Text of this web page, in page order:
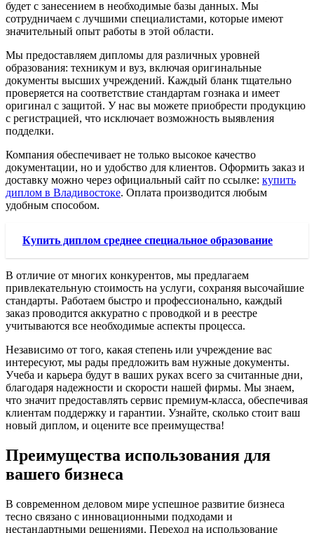
будет с занесением в необходимые базы данных. Мы
сотрудничаем с лучшими специалистами, которые имеют
значительный опыт работы в этой области.
Мы предоставляем дипломы для различных уровней
образования: техникум и вуз, включая оригинальные
документы высших учреждений. Каждый бланк тщательно
проверяется на соответствие стандартам гознака и имеет
оригинал с защитой. У нас вы можете приобрести продукцию
с регистрацией, что исключает возможность выявления
подделки.
Компания обеспечивает не только высокое качество
документации, но и удобство для клиентов. Оформить заказ и
доставку можно через официальный сайт по ссылке: купить
диплом в Владивостоке. Оплата производится любым
удобным способом.
Купить диплом среднее специальное образование
В отличие от многих конкурентов, мы предлагаем
привлекательную стоимость на услуги, сохраняя высочайшие
стандарты. Работаем быстро и профессионально, каждый
заказ проводится аккуратно с проводкой и в реестре
учитываются все необходимые аспекты процесса.
Независимо от того, какая степень или учреждение вас
интересуют, мы рады предложить вам нужные документы.
Учеба и карьера будут в ваших руках всего за считанные дни,
благодаря надежности и скорости нашей фирмы. Мы знаем,
что значит предоставлять сервис премиум-класса, обеспечивая
клиентам поддержку и гарантии. Узнайте, сколько стоит ваш
новый диплом, и оцените все преимущества!
Преимущества использования для
вашего бизнеса
В современном деловом мире успешное развитие бизнеса
тесно связано с инновационными подходами и
нестандартными решениями. Переход на использование